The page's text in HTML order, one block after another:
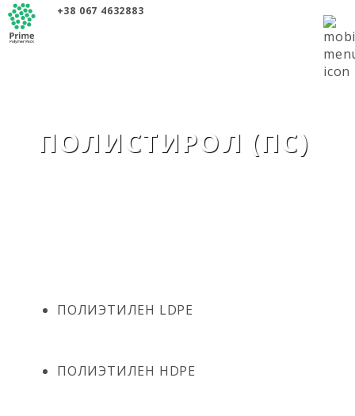
+38 067 4632883
ПОЛИСТИРОЛ (ПС)
ПОЛИЭТИЛЕН LDPE
ПОЛИЭТИЛЕН HDPE